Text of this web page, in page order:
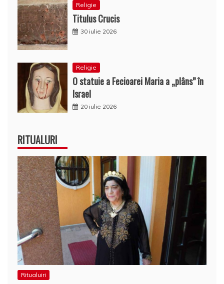
Religie
Titulus Crucis
30 iulie 2026
Religie
O statuie a Fecioarei Maria a „plâns” în
Israel
20 iulie 2026
RITUALURI
Ritualuiri